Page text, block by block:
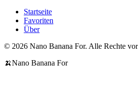
Startseite
Favoriten
Über
© 2026 Nano Banana For. Alle Rechte
🍌Nano Banana For